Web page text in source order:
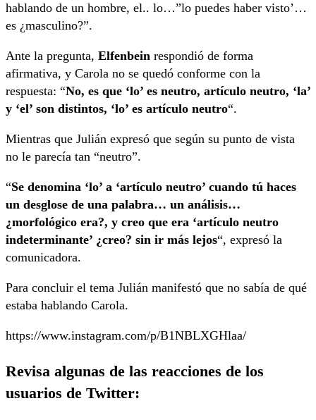
hablando de un hombre, el.. lo…”lo puedes haber visto’…
es ¿masculino?”.
Ante la pregunta, Elfenbein respondió de forma
afirmativa, y Carola no se quedó conforme con la
respuesta: “No, es que ‘lo’ es neutro, artículo neutro, ‘la’
y ‘el’ son distintos, ‘lo’ es artículo neutro“.
Mientras que Julián expresó que según su punto de vista
no le parecía tan “neutro”.
“Se denomina ‘lo’ a ‘artículo neutro’ cuando tú haces
un desglose de una palabra… un análisis…
¿morfológico era?, y creo que era ‘artículo neutro
indeterminante’ ¿creo? sin ir más lejos“, expresó la
comunicadora.
Para concluir el tema Julián manifestó que no sabía de qué
estaba hablando Carola.
https://www.instagram.com/p/B1NBLXGHlaa/
Revisa algunas de las reacciones de los
usuarios de Twitter: